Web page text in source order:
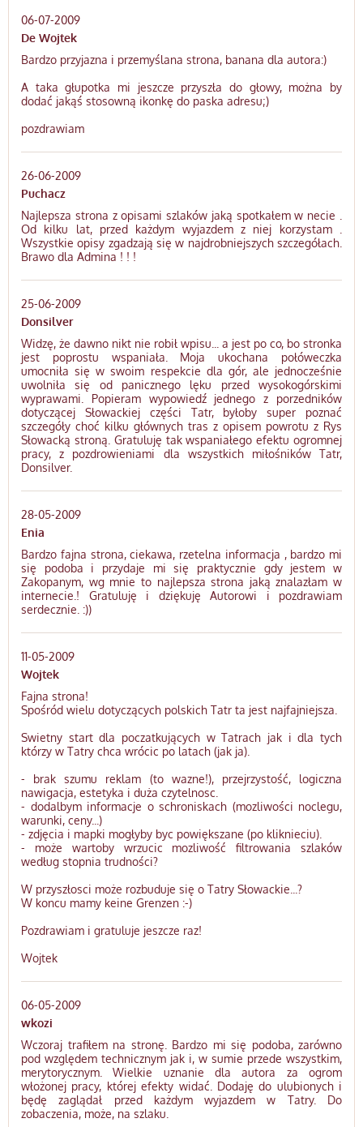
06-07-2009
De Wojtek
Bardzo przyjazna i przemyślana strona, banana dla autora:)
A taka głupotka mi jeszcze przyszła do głowy, można by
dodać jakąś stosowną ikonkę do paska adresu;)
pozdrawiam
26-06-2009
Puchacz
Najlepsza strona z opisami szlaków jaką spotkałem w necie .
Od kilku lat, przed każdym wyjazdem z niej korzystam .
Wszystkie opisy zgadzają się w najdrobniejszych szczegółach.
Brawo dla Admina ! ! !
25-06-2009
Donsilver
Widzę, że dawno nikt nie robił wpisu... a jest po co, bo stronka
jest poprostu wspaniała. Moja ukochana połóweczka
umocniła się w swoim respekcie dla gór, ale jednocześnie
uwolniła się od panicznego lęku przed wysokogórskimi
wyprawami. Popieram wypowiedź jednego z porzedników
dotyczącej Słowackiej części Tatr, byłoby super poznać
szczegóły choć kilku głównych tras z opisem powrotu z Rys
Słowacką stroną. Gratuluję tak wspaniałego efektu ogromnej
pracy, z pozdrowieniami dla wszystkich miłośników Tatr,
Donsilver.
28-05-2009
Enia
Bardzo fajna strona, ciekawa, rzetelna informacja , bardzo mi
się podoba i przydaje mi się praktycznie gdy jestem w
Zakopanym, wg mnie to najlepsza strona jaką znalazłam w
internecie.! Gratuluję i dziękuję Autorowi i pozdrawiam
serdecznie. :))
11-05-2009
Wojtek
Fajna strona!
Spośród wielu dotyczących polskich Tatr ta jest najfajniejsza.
Swietny start dla poczatkujących w Tatrach jak i dla tych
którzy w Tatry chca wrócic po latach (jak ja).
- brak szumu reklam (to wazne!), przejrzystość, logiczna
nawigacja, estetyka i duża czytelnosc.
- dodalbym informacje o schroniskach (mozliwości noclegu,
warunki, ceny...)
- zdjęcia i mapki mogłyby byc powiększane (po kliknieciu).
- może wartoby wrzucic mozliwość filtrowania szlaków
według stopnia trudności?
W przyszłosci może rozbuduje się o Tatry Słowackie...?
W koncu mamy keine Grenzen :-)
Pozdrawiam i gratuluje jeszcze raz!
Wojtek
06-05-2009
wkozi
Wczoraj trafiłem na stronę. Bardzo mi się podoba, zarówno
pod względem technicznym jak i, w sumie przede wszystkim,
merytorycznym. Wielkie uznanie dla autora za ogrom
włożonej pracy, której efekty widać. Dodaję do ulubionych i
będę zaglądał przed każdym wyjazdem w Tatry. Do
zobaczenia, może, na szlaku.